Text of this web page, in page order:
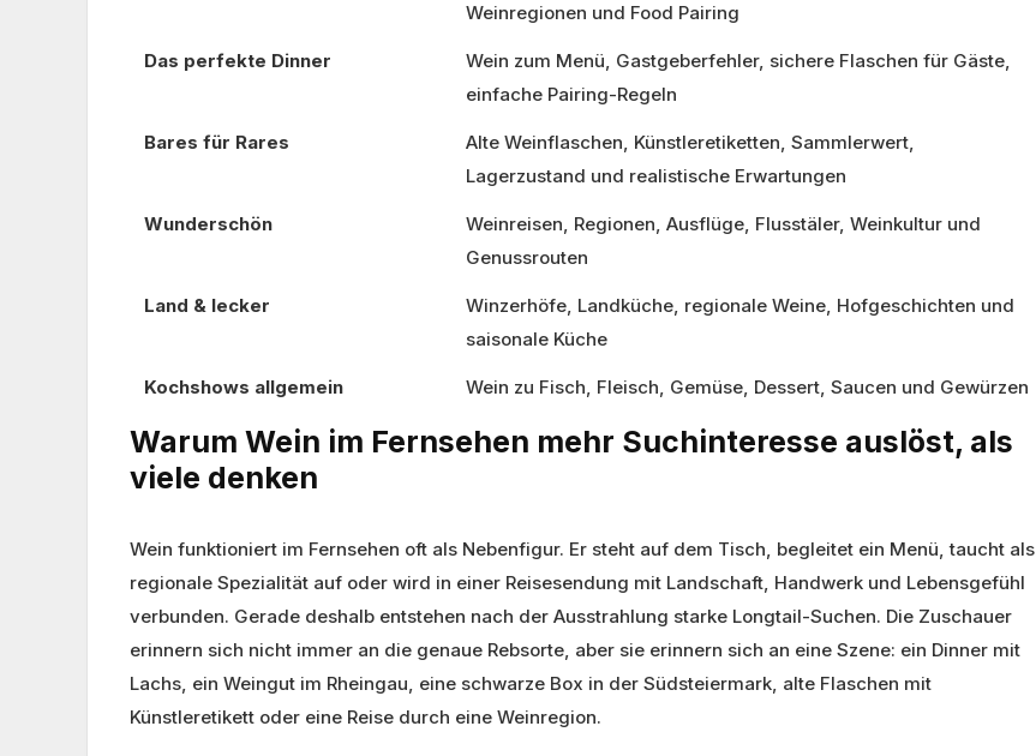
Weinregionen und Food Pairing
Das perfekte Dinner
Wein zum Menü, Gastgeberfehler, sichere Flaschen für Gäste,
einfache Pairing-Regeln
Bares für Rares
Alte Weinflaschen, Künstleretiketten, Sammlerwert,
Lagerzustand und realistische Erwartungen
Wunderschön
Weinreisen, Regionen, Ausflüge, Flusstäler, Weinkultur und
Genussrouten
Land & lecker
Winzerhöfe, Landküche, regionale Weine, Hofgeschichten und
saisonale Küche
Kochshows allgemein Wein zu Fisch, Fleisch, Gemüse, Dessert, Saucen und Gewürzen
Warum Wein im Fernsehen mehr Suchinteresse auslöst, als
viele denken
Wein funktioniert im Fernsehen oft als Nebenfigur. Er steht auf dem Tisch, begleitet ein Menü, taucht als
regionale Spezialität auf oder wird in einer Reisesendung mit Landschaft, Handwerk und Lebensgefühl
verbunden. Gerade deshalb entstehen nach der Ausstrahlung starke Longtail-Suchen. Die Zuschauer
erinnern sich nicht immer an die genaue Rebsorte, aber sie erinnern sich an eine Szene: ein Dinner mit
Lachs, ein Weingut im Rheingau, eine schwarze Box in der Südsteiermark, alte Flaschen mit
Künstleretikett oder eine Reise durch eine Weinregion.